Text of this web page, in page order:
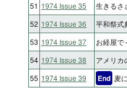
51 1974 Issue 35 生きるさ
52 1974 Issue 36 平和祭式
53 1974 Issue 37 お経屋で
54 1974 Issue 38 アメリカ
55 1974 Issue 39 End 麦